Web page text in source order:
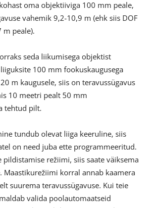
oma objektiiviga 100 mm peale,
vahemik 9,2-10,9 m (ehk siis DOF
m peale).
seda liikumisega objektist
100 mm fookuskaugusega
m kaugusele, siis on teravussügavus
10 meetri pealt 50 mm
tehtud pilt.
tundub olevat liiga keeruline, siis
on need juba ette programmeeritud.
pildistamise režiimi, siis saate väiksema
Maastikurežiimi korral annab kaamera
suurema teravussügavuse. Kui teie
valida poolautomaatseid